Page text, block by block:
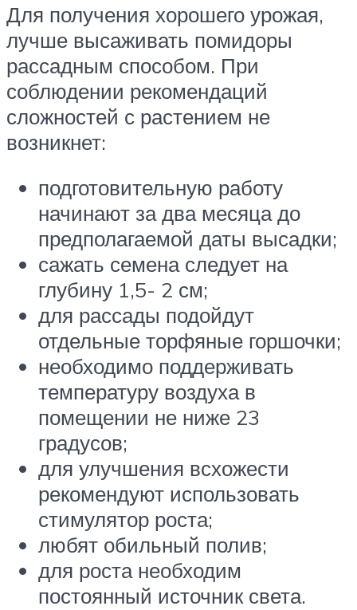
Для получения хорошего урожая,
лучше высаживать помидоры
рассадным способом. При
соблюдении рекомендаций
сложностей с растением не
возникнет:
подготовительную работу
начинают за два месяца до
предполагаемой даты высадки;
сажать семена следует на
глубину 1,5- 2 см;
для рассады подойдут
отдельные торфяные горшочки;
необходимо поддерживать
температуру воздуха в
помещении не ниже 23
градусов;
для улучшения всхожести
рекомендуют использовать
стимулятор роста;
любят обильный полив;
для роста необходим
постоянный источник света.